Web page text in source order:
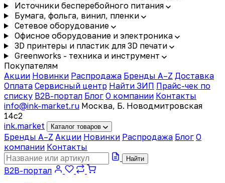
Источники бесперебойного питания
Бумага, фольга, винил, пленки
Сетевое оборудование
Офисное оборудование и электроника
3D принтеры и пластик для 3D печати
Greenworks - техника и инструмент
Покупателям
Акции Новинки Распродажа Бренды A–Z Доставка
Оплата Сервисный центр Найти ЗИП Прайс-чек по
списку B2B-портал Блог О компании Контакты
info@ink-market.ru Москва, Б. Новодмитровская
14с2
ink.market Каталог товаров
Бренды A–Z Акции Новинки Распродажа Блог О
компании Контакты
Найти
B2B-портал